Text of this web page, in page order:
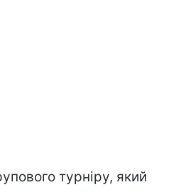
турніру, який